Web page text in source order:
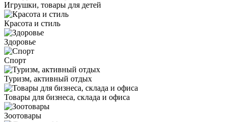
Игрушки, товары для детей
Красота и стиль
Здоровье
Спорт
Туризм, активный отдых
Товары для бизнеса, склада и офиса
Зоотовары